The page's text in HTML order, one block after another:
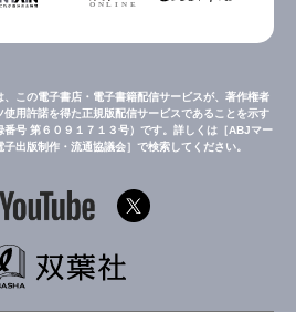
、この電子書店・電子書籍配信サービスが、著作権者
使用許諾を得た正規版配信サービスであることを示す
番号 第６０９１７１３号）です。詳しくは［ABJマー
子出版制作・流通協議会］で検索してください。